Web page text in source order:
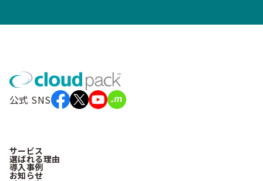
公式 SNS
サービス
選ばれる理由
導入事例
お知らせ